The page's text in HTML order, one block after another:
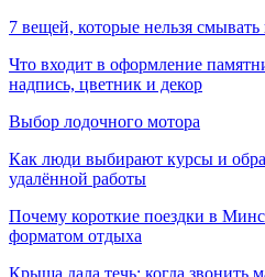
7 вещей, которые нельзя смывать
Что входит в оформление
надпись, цветник и декор
Выбор лодочного мотора
Как люди выбирают курсы и
удалённой работы
Почему короткие поездки в
форматом отдыха
Крыша дала течь: когда звонить